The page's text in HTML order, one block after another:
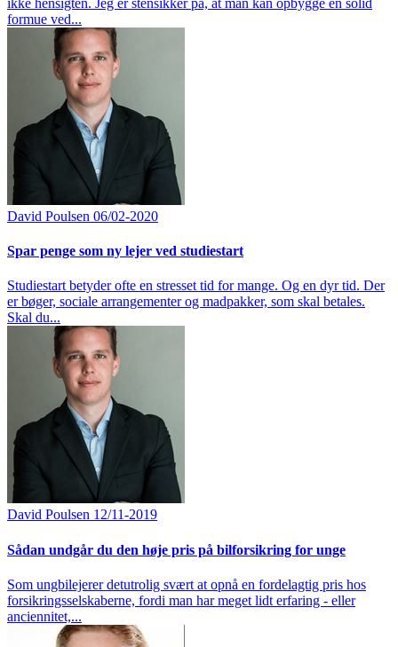
formue ved...
David Poulsen 06/02-2020
Spar penge som ny lejer ved studiestart
Studiestart betyder ofte en stresset tid for mange. Og en dyr tid. Der
er bøger, sociale arrangementer og madpakker, som skal betales.
Skal du...
David Poulsen 12/11-2019
Sådan undgår du den høje pris på bilforsikring for unge
Som ungbilejerer detutrolig svært at opnå en fordelagtig pris hos
forsikringsselskaberne, fordi man har meget lidt erfaring - eller
anciennitet,...